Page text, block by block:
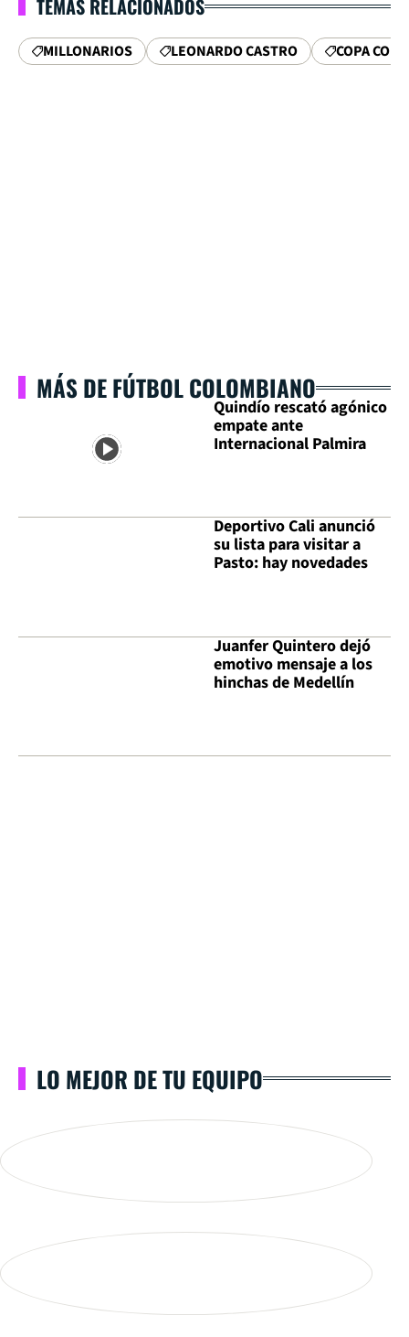
TEMAS RELACIONADOS
MILLONARIOS LEONARDO CASTRO COPA
MÁS DE FÚTBOL COLOMBIANO
Quindío rescató agónico
empate ante
Internacional Palmira
Deportivo Cali anunció
su lista para visitar a
Pasto: hay novedades
Juanfer Quintero dejó
emotivo mensaje a los
hinchas de Medellín
LO MEJOR DE TU EQUIPO